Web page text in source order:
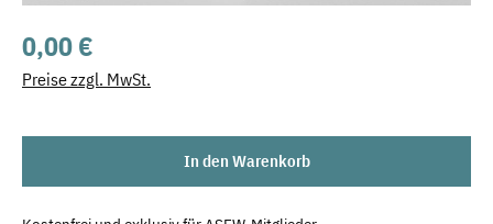
Regulärer Preis:
0,00 €
Preise zzgl. MwSt.
In den Warenkorb